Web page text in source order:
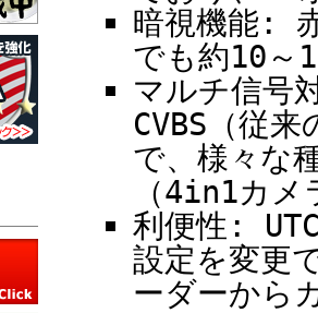
暗視機能:
でも約10～
マルチ信号
CVBS（従
で、様々な
（4in1カメ
利便性:
設定を変更
ーダーから